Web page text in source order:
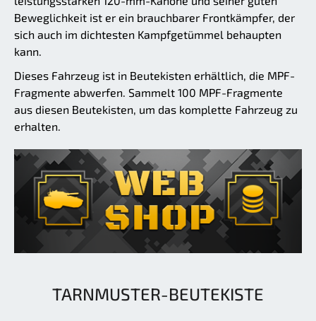
Beweglichkeit ist er ein brauchbarer Frontkämpfer, der
sich auch im dichtesten Kampfgetümmel behaupten
kann.
Dieses Fahrzeug ist in Beutekisten erhältlich, die MPF-
Fragmente abwerfen. Sammelt 100 MPF-Fragmente
aus diesen Beutekisten, um das komplette Fahrzeug zu
erhalten.
TARNMUSTER-BEUTEKISTE